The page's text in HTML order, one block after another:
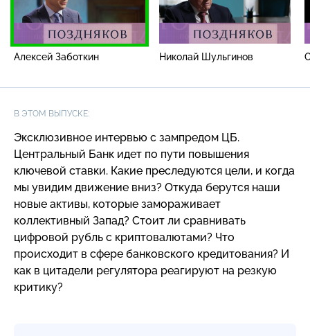
Алексей Заботкин Николай Шульгинов
В ЭТОМ ВЫПУСКЕ:
Эксклюзивное интервью с зампредом ЦБ.
Центральный Банк идет по пути повышения
ключевой ставки. Какие преследуются цели, и когда
мы увидим движение вниз? Откуда берутся наши
новые активы, которые замораживает
коллективный Запад? Стоит ли сравнивать
цифровой рубль с криптовалютами? Что
происходит в сфере банковского кредитования? И
как в цитадели регулятора реагируют на резкую
критику?